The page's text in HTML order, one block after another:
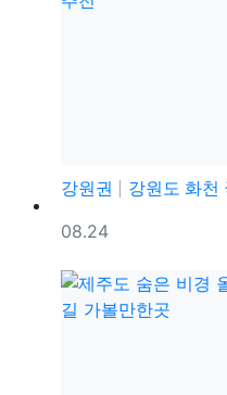
강원권
강원도 화천 국립
등록일
08.24